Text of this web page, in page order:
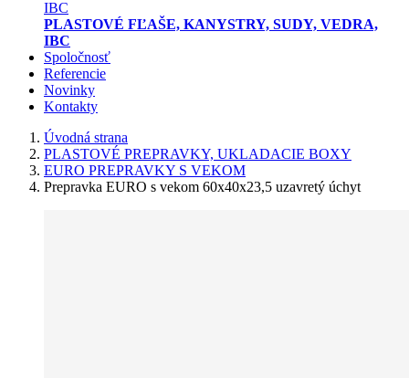
PLASTOVÉ FĽAŠE, KANYSTRY, SUDY, VEDRA,
IBC
Spoločnosť
Referencie
Novinky
Kontakty
Úvodná strana
PLASTOVÉ PREPRAVKY, UKLADACIE BOXY
EURO PREPRAVKY S VEKOM
Prepravka EURO s vekom 60x40x23,5 uzavretý úchyt